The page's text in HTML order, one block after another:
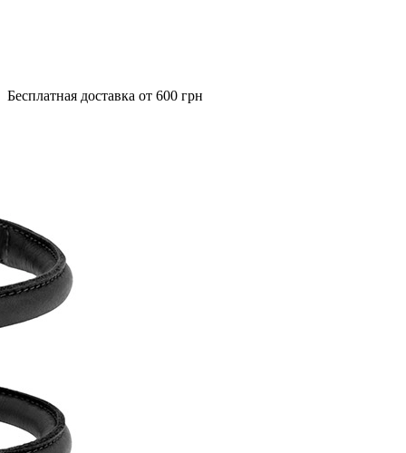
Бесплатная доставка от 600 грн